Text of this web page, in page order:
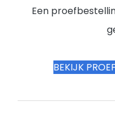
Een
BEKIJK